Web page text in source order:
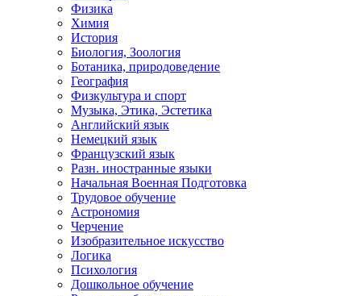
Физика
Химия
История
Биология, Зоология
Ботаника, природоведение
География
Физкультура и спорт
Музыка, Этика, Эстетика
Английский язык
Немецкий язык
Французский язык
Разн. иностранные языки
Начальная Военная Подготовка
Трудовое обучение
Астрономия
Черчение
Изобразительное искусство
Логика
Психология
Дошкольное обучение